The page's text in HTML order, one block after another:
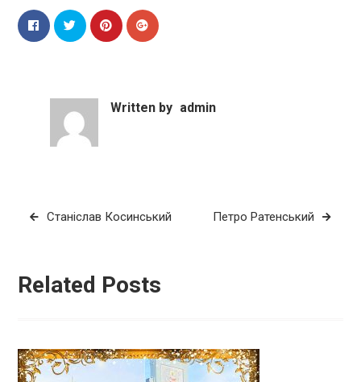
Written by admin
Навігація
Станіслав Косинський Петро Ратенський
Related Posts